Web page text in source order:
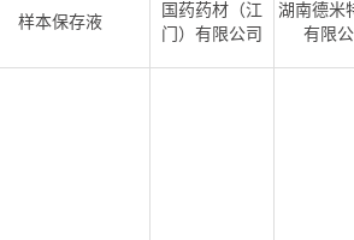
样本保存液
国药药材（江
门）有限公司
湖南德米
有限